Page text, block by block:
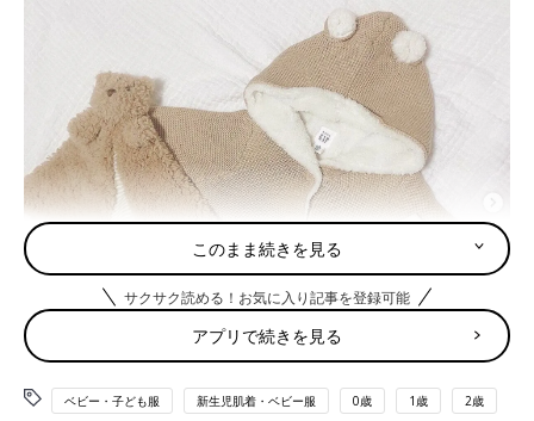
このまま続きを見る
サクサク読める！お気に入り記事を登録可能
アプリで続きを見る
ベビー・子ども服 新生児肌着・ベビー服 0歳 1歳 2歳